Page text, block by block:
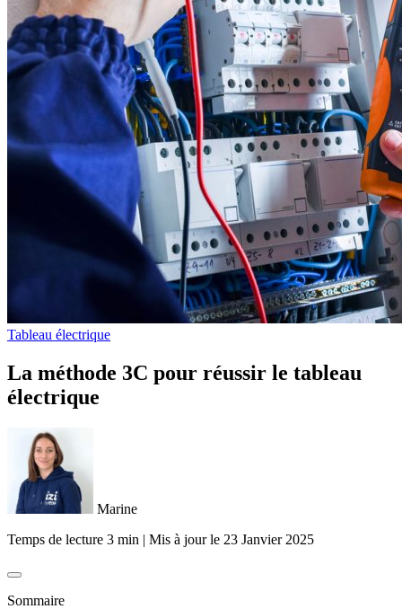
Tableau électrique
La méthode 3C pour réussir le tableau
électrique
Marine
Temps de lecture 3 min | Mis à jour le 23 Janvier 2025
Sommaire